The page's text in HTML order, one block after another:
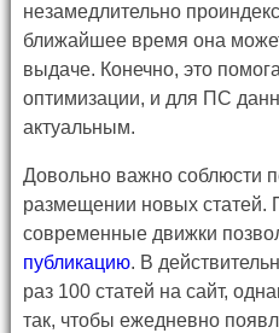
незамедлительно
ближайшее время она
выдаче. Конечно, это
оптимизации, и для ПС
актуальным.
Довольно важно соблюсти
размещении новых статей.
современные движки
публикацию. В
раз 100 статей на сайт,
так, чтобы ежедневно